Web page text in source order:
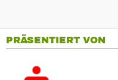
PRÄSENTIERT VON